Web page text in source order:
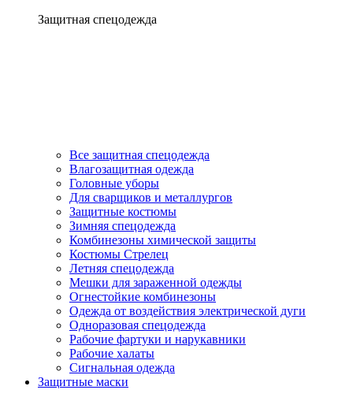
Защитная спецодежда
Все защитная спецодежда
Влагозащитная одежда
Головные уборы
Для сварщиков и металлургов
Защитные костюмы
Зимняя спецодежда
Комбинезоны химической защиты
Костюмы Стрелец
Летняя спецодежда
Мешки для зараженной одежды
Огнестойкие комбинезоны
Одежда от воздействия электрической дуги
Одноразовая спецодежда
Рабочие фартуки и нарукавники
Рабочие халаты
Сигнальная одежда
Защитные маски